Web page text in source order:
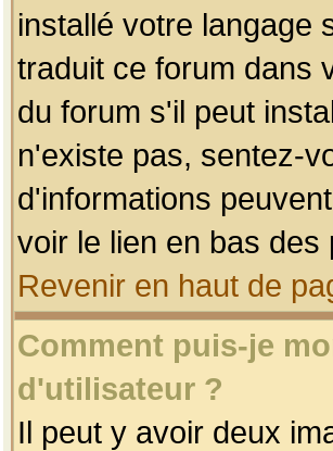
installé votre langage
traduit ce forum dans
du forum s'il peut
n'existe pas, sentez-
d'informations
voir le lien en bas des
Revenir en haut de
Comment puis-je
d'utilisateur ?
Il peut y avoir deux